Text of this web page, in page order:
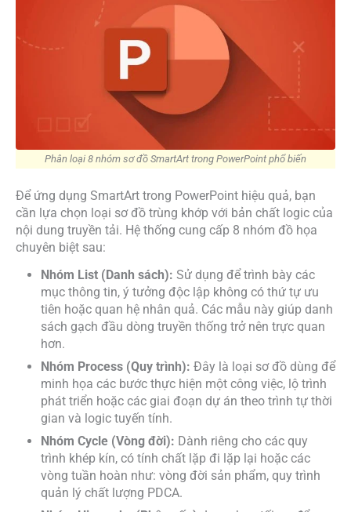
Phân loại 8 nhóm sơ đồ SmartArt trong PowerPoint phổ biến
Để ứng dụng SmartArt trong PowerPoint hiệu quả, bạn
cần lựa chọn loại sơ đồ trùng khớp với bản chất logic của
nội dung truyền tải. Hệ thống cung cấp 8 nhóm đồ họa
chuyên biệt sau:
Nhóm List (Danh sách): Sử dụng để trình bày các
mục thông tin, ý tưởng độc lập không có thứ tự ưu
tiên hoặc quan hệ nhân quả. Các mẫu này giúp danh
sách gạch đầu dòng truyền thống trở nên trực quan
hơn.
Nhóm Process (Quy trình): Đây là loại sơ đồ dùng để
minh họa các bước thực hiện một công việc, lộ trình
phát triển hoặc các giai đoạn dự án theo trình tự thời
gian và logic tuyến tính.
Nhóm Cycle (Vòng đời): Dành riêng cho các quy
trình khép kín, có tính chất lặp đi lặp lại hoặc các
vòng tuần hoàn như: vòng đời sản phẩm, quy trình
quản lý chất lượng PDCA.